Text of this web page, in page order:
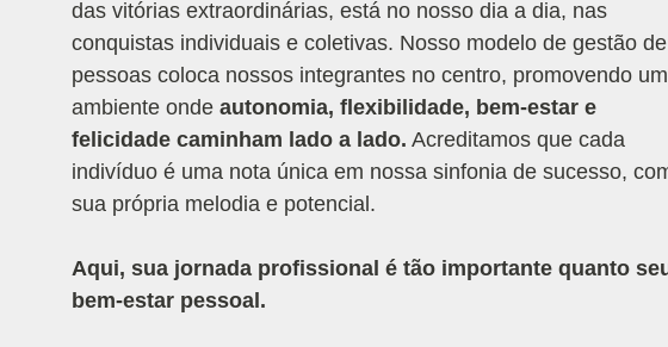
das vitórias extraordinárias, está no nosso dia a dia, nas
conquistas individuais e coletivas. Nosso modelo de gestão de
pessoas coloca nossos integrantes no centro, promovendo um
ambiente onde autonomia, flexibilidade, bem-estar e
felicidade caminham lado a lado. Acreditamos que cada
indivíduo é uma nota única em nossa sinfonia de sucesso,
sua própria melodia e potencial.
Aqui, sua jornada profissional é tão importante quanto
bem-estar pessoal.